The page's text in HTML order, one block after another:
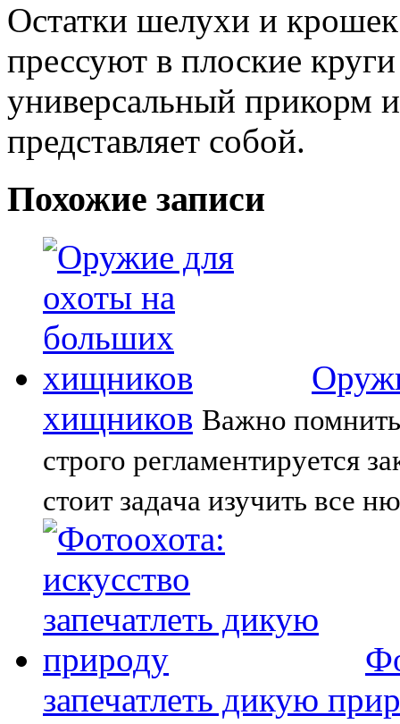
Остатки шелухи и
прессуют в плоские
универсальный прикорм
представляет собой.
Похожие записи
хищников Важно
строго регламентируется
стоит задача изучить все
запечатлеть дикую